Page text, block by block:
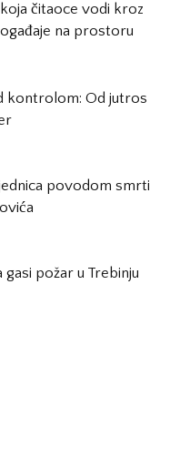
čitaoce vodi kroz
na prostoru
kontrolom: Od jutros
povodom smrti
požar u Trebinju